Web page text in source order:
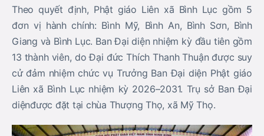
Theo quyết định, Phật giáo Liên xã Bình Lục gồm 5
đơn vị hành chính: Bình Mỹ, Bình An, Bình Sơn, Bình
Giang và Bình Lục. Ban Đại diện nhiệm kỳ đầu tiên gồm
13 thành viên, doĐại đức Thích Thanh Thuận được suy
cử đảm nhiệm chức vụ Trưởng Ban Đại diện Phật giáo
Liên xã Bình Lục nhiệm kỳ 2026–2031. Trụ sở Ban Đại
diệnđược đặt tại chùa Thượng Thọ, xã Mỹ Thọ.